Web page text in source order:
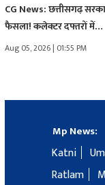
CG News: छत्तीसगढ़
फैसला! कलेक्टर दफ्तरों में…
Aug 05, 2026 | 01:55 PM
Mp News:
Katni
Ratlam